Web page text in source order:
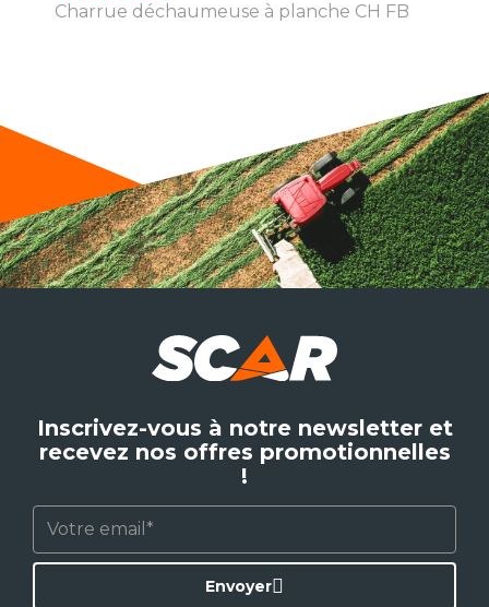
Charrue déchaumeuse à planche CH FB
Inscrivez-vous à notre newsletter et
recevez nos offres promotionnelles
!
Envoyer